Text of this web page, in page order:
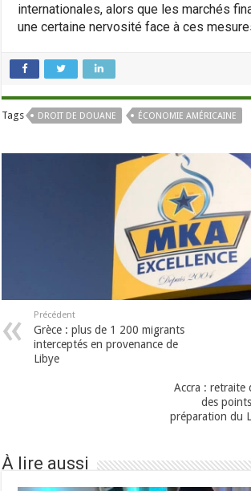
internationales, alors que les marchés
une certaine nervosité face à ces
Tags DROIT DE DOUANE ÉCONOMIE AMÉRICAINE
Précédent
Grèce : plus de 1 200 migrants
interceptés en provenance de
Libye
Accra : retraite
des
préparation du
À lire aussi